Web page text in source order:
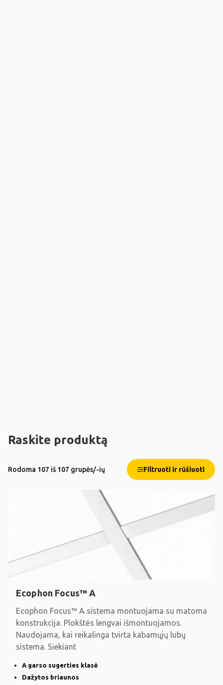
Raskite produktą
Rodoma 107 iš 107 grupės/-ių Filtruoti ir rūšiuoti
Ecophon Focus™ A
Ecophon Focus™ A sistema montuojama su matoma
konstrukcija. Plokštės lengvai išmontuojamos.
Naudojama, kai reikalinga tvirta kabamųjų lubų
sistema. Siekiant
A garso sugerties klasė
Dažytos briaunos